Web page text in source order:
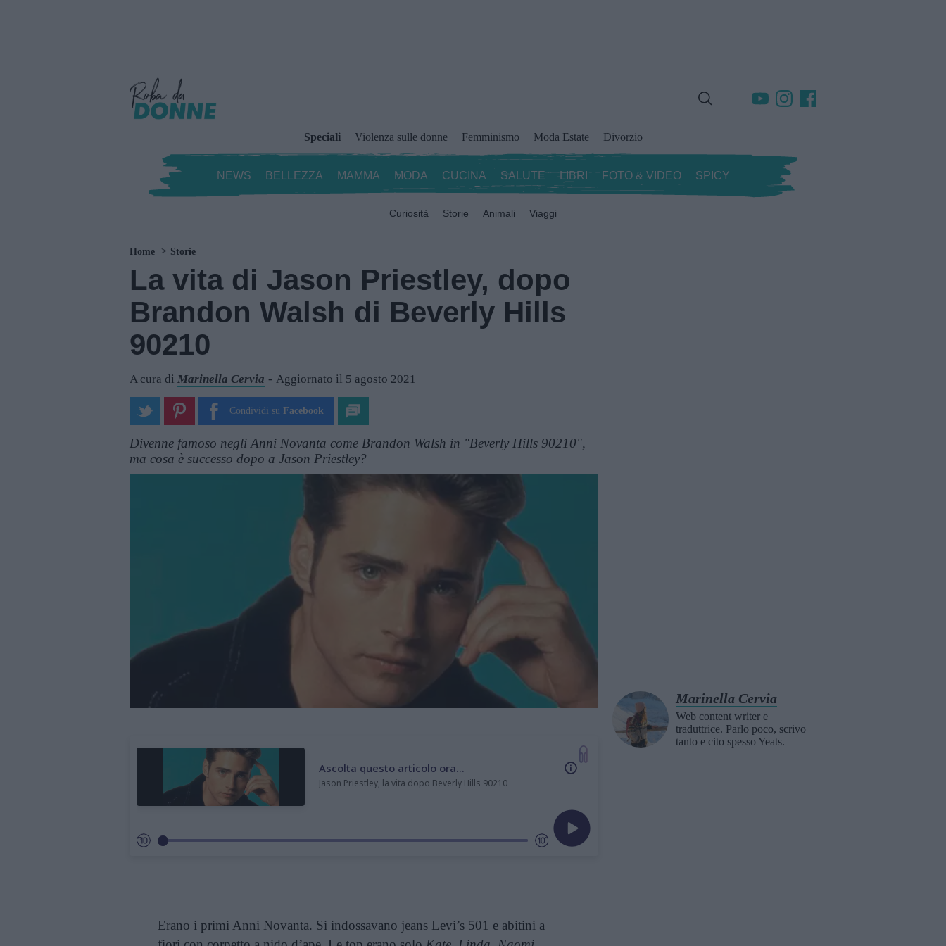
Speciali Violenza sulle donne Femminismo Moda Estate Divorzio
NEWS BELLEZZA MAMMA MODA CUCINA SALUTE LIBRI FOTO & VIDEO SPICY
Curiosità Storie Animali Viaggi
Home Storie
La vita di Jason Priestley, dopo
Brandon Walsh di Beverly Hills
90210
A cura di Marinella Cervia Aggiornato il 5 agosto 2021
Condividi su Facebook
Divenne famoso negli Anni Novanta come Brandon Walsh in "Beverly Hills 90210",
ma cosa è successo dopo a Jason Priestley?
Ascolta questo articolo ora...
Jason Priestley, la vita dopo Beverly Hills 90210
Erano i primi Anni Novanta. Si indossavano jeans Levi’s 501 e abitini a
Marinella Cervia
Web content writer e
traduttrice. Parlo poco, scrivo
tanto e cito spesso Yeats.